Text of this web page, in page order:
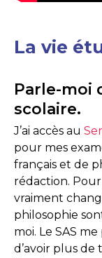
La vie
Parle-moi
scolaire.
J’ai accès au
pour mes
français et de
rédaction. Pour
vraiment
philosophie
moi. Le SAS
d’avoir plus de